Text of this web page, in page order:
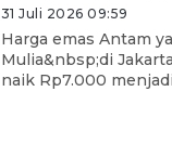
31 Juli 2026 09:59
Harga emas Antam
Mulia&nbsp;di
naik Rp7.000 menjadi
1 Juni